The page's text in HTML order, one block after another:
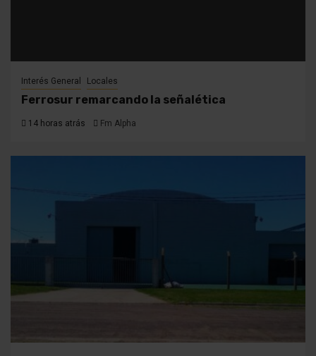
Interés General Locales
Ferrosur remarcando la señalética
14 horas atrás Fm Alpha